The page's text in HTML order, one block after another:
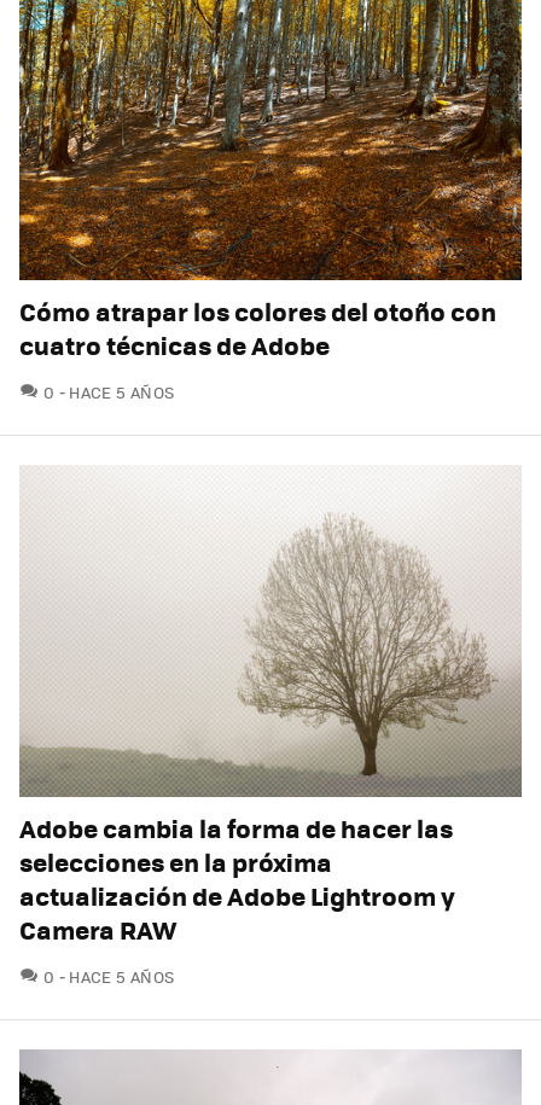
Cómo atrapar los colores del otoño con
cuatro técnicas de Adobe
0 COMENTARIOS
HACE 5 AÑOS
Adobe cambia la forma de hacer las
selecciones en la próxima
actualización de Adobe Lightroom y
Camera RAW
0 COMENTARIOS
HACE 5 AÑOS